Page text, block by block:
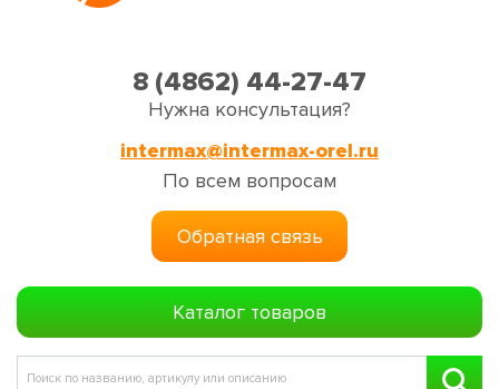
8 (4862) 44-27-47
Нужна консультация?
intermax@intermax-orel.ru
По всем вопросам
Обратная связь
Каталог товаров